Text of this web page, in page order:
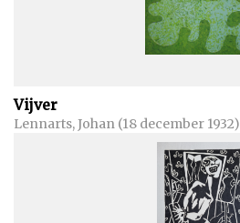
Vijver
Lennarts, Johan (18 december 1932)